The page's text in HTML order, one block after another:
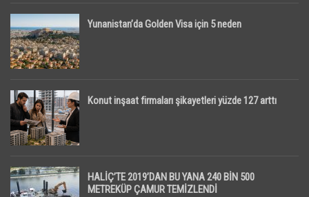
Yunanistan’da Golden Visa için 5 neden
Konut inşaat firmaları şikayetleri yüzde 127 arttı
HALİÇ’TE 2019’DAN BU YANA 240 BİN 500
METREKÜP ÇAMUR TEMİZLENDİ